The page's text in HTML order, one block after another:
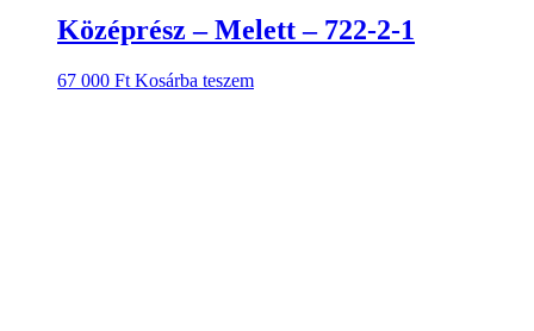
Középrész – Melett – 722-2-1
67 000 Ft Kosárba teszem